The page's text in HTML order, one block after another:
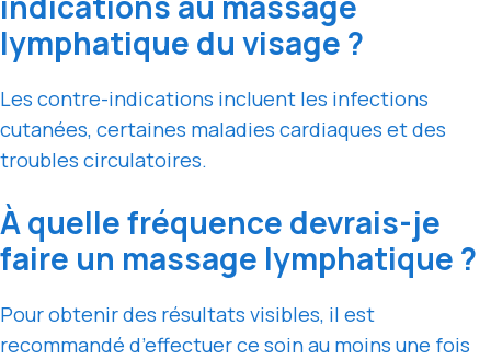
lymphatique du visage ?
Les contre-indications incluent les infections
cutanées, certaines maladies cardiaques et des
troubles circulatoires.
À quelle fréquence devrais-je
faire un massage lymphatique ?
Pour obtenir des résultats visibles, il est
recommandé d’effectuer ce soin au moins une fois